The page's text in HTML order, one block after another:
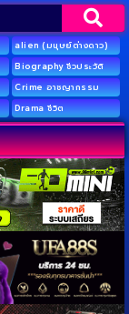
alien (มนุษย์ต่างดาว)
Biography ชีวประวัติ
Crime อาชญากรรม
Drama ชีวิต